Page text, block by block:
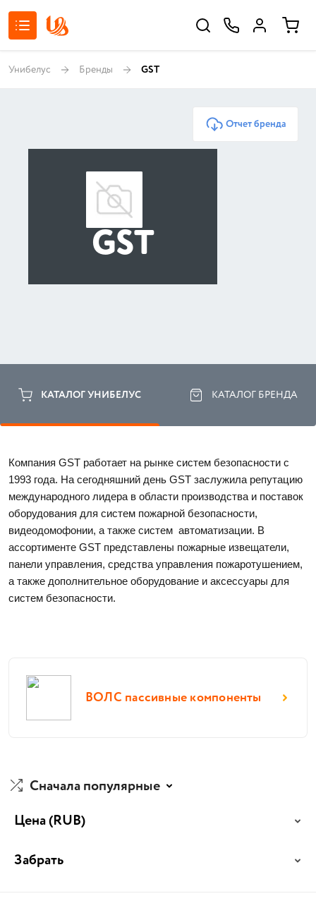
Унибелус Бренды GST
Отчет бренда
GST
КАТАЛОГ УНИБЕЛУС КАТАЛОГ БРЕНДА
Компания GST работает на рынке систем безопасности с
1993 года. На сегодняшний день GST заслужила репутацию
международного лидера в области производства и поставок
оборудования для систем пожарной безопасности,
видеодомофонии, а также систем  автоматизации. В
ассортименте GST представлены пожарные извещатели,
панели управления, средства управления пожаротушением,
а также дополнительное оборудование и аксессуары для
систем безопасности.
ВОЛС пассивные компоненты
Сначала популярные
Цена(RUB)
Забрать